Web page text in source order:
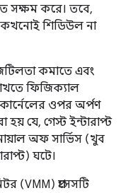
সক্ষম করে। তবে,
শিডিউল না
কমাতে এবং
ফিজিক্যাল
কার্নেলের ওপর অর্পণ
হয় যে, গেস্ট ইন্টারাপ্ট
অফ সার্ভিস (খুব
ঘটে।
(VMM) প্রসেসটি